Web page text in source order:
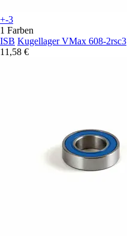
+-3
1 Farben
ISB Kugellager VMax 608-2rsc3
11,58 €